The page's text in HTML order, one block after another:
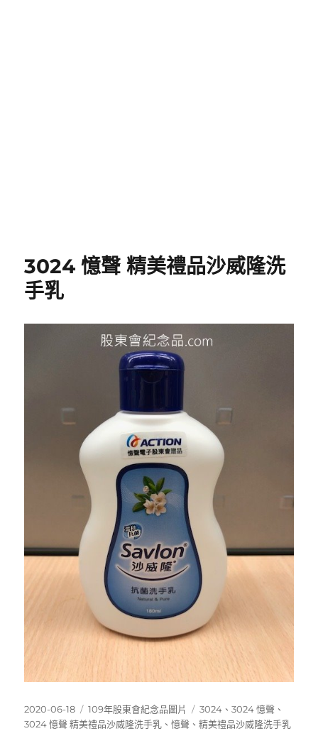
3024 憶聲 精美禮品沙威隆洗
手乳
發
佈
2020-06-18
分
類
109年股東會紀念品圖片
標
籤
3024 、3024 憶聲 、
3024 憶聲 精美禮品沙威隆洗手乳 、憶聲 、精美禮品沙威隆洗手乳